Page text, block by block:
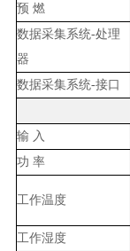
预 燃
数据采集系统-处理
器
数据采集系统-接口
输 入
功 率
工作温度
工作湿度